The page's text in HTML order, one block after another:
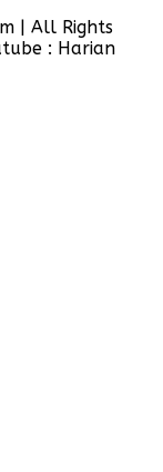
| All Rights
: Harian